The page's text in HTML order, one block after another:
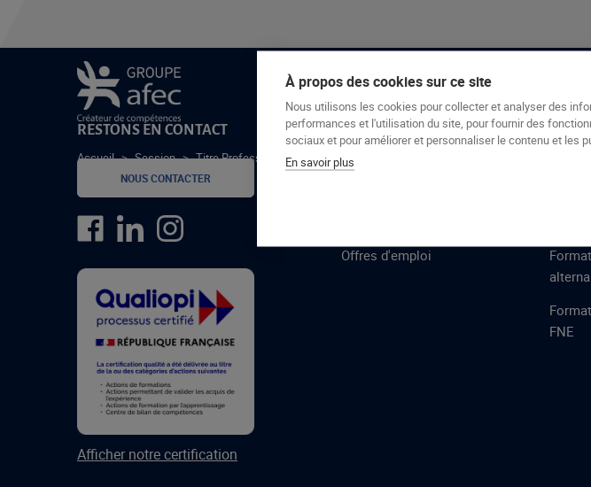
Le groupe Afec Formations
Accueil > Session > Titre Professionnel – Serveur(euse) en restaurant – DEFI UMIH
RESTONS EN CONTACT
NOUS CONTACTER
Afficher notre certification
GROUPE AFEC
Formations
Offres d'emploi
FNE
À propos des cookies sur ce site
Nous utilisons les cookies pour collecter et analyser des
performances et l'utilisation du site, pour fournir des
sociaux et pour améliorer et personnaliser le contenu et les
En savoir plus